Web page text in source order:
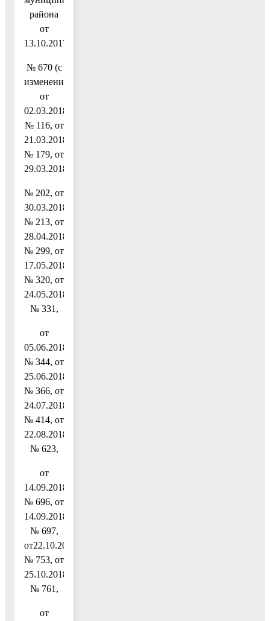
района
от
13.10.2017
№ 670 (с
изменениями
от
02.03.2018
№ 116, от
21.03.2018
№ 179, от
29.03.2018
№ 202, от
30.03.2018
№ 213, от
28.04.2018
№ 299, от
17.05.2018
№ 320, от
24.05.2018
№ 331,
от
05.06.2018
№ 344, от
25.06.2018
№ 366, от
24.07.2018
№ 414, от
22.08.2018
№ 623,
от
14.09.2018
№ 696, от
14.09.2018
№ 697,
от22.10.2018
№ 753, от
25.10.2018
№ 761,
от